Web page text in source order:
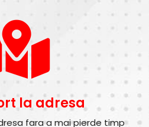
la adresa
fara a mai pierde timp